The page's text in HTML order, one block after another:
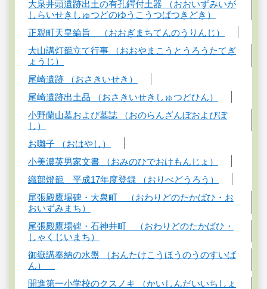
大泉井頭遺跡出土の有孔鍔付土器 （おおいずみいが
しらいせきしゅつどのゆうこうつばつきどき）
正親町天皇綸旨 （おおぎまちてんのうりんじ）
大山講灯籠立て行事 （おおやまこうとうろうたてぎ
ょうじ）
尾崎遺跡 （おさきいせき）
尾崎遺跡出土品 （おさきいせきしゅつどひん）
小野蘭山墓および墓誌 （おのらんざんぼおよびぼ
し）
お囃子 （おはやし）
小美濃英男家文書 （おみのひでおけもんじょ）
織部燈籠 平成17年度登録 （おりべどうろう）
尾張殿鷹場碑・大泉町 （おわりどのたかばひ・お
おいずみまち）
尾張殿鷹場碑・石神井町 （おわりどのたかばひ・
しゃくじいまち）
御嶽講奉納の水盤 （おんたけこうほうのうのすいば
ん）
開進第一小学校のクスノキ （かいしんだいいちしょ